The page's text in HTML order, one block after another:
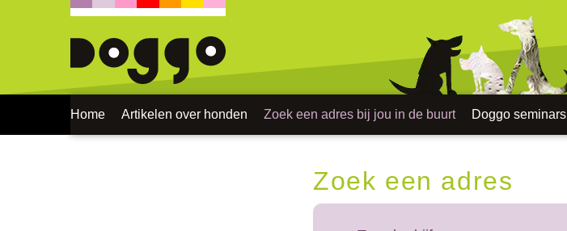
Home Artikelen over honden Zoek een adres bij jou in de buurt Doggo seminars
Zoek een adres